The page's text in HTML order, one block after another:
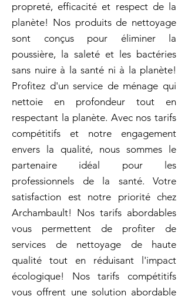
propreté, efficacité et respect de la
planète! Nos produits de nettoyage
sont conçus pour éliminer la
poussière, la saleté et les bactéries
sans nuire à la santé ni à la planète!
Profitez d'un service de ménage qui
nettoie en profondeur tout en
respectant la planète. Avec nos tarifs
compétitifs et notre engagement
envers la qualité, nous sommes le
partenaire idéal pour les
professionnels de la santé. Votre
satisfaction est notre priorité chez
Archambault! Nos tarifs abordables
vous permettent de profiter de
services de nettoyage de haute
qualité tout en réduisant l'impact
écologique! Nos tarifs compétitifs
vous offrent une solution abordable